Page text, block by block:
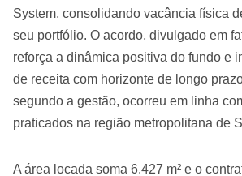
System, consolidando vacância física
seu portfólio. O acordo, divulgado em
reforça a dinâmica positiva do fundo e
de receita com horizonte de longo
segundo a gestão, ocorreu em linha
praticados na região metropolitana de
A área locada soma 6.427 m² e o